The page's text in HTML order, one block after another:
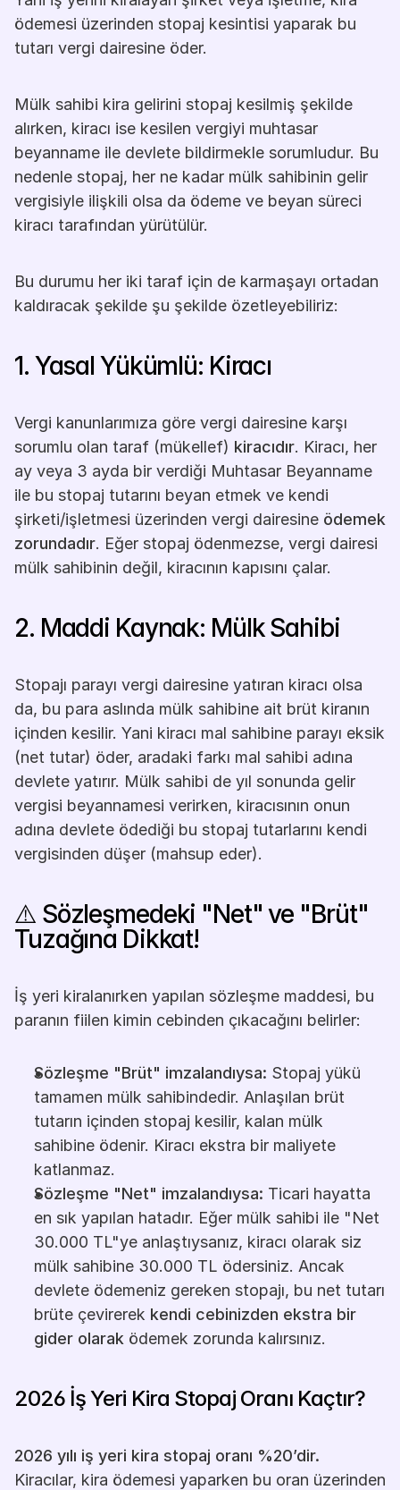
ödemesi üzerinden stopaj kesintisi yaparak bu
tutarı vergi dairesine öder.
Mülk sahibi kira gelirini stopaj kesilmiş şekilde
alırken, kiracı ise kesilen vergiyi muhtasar
beyanname ile devlete bildirmekle sorumludur. Bu
nedenle stopaj, her ne kadar mülk sahibinin gelir
vergisiyle ilişkili olsa da ödeme ve beyan süreci
kiracı tarafından yürütülür.
Bu durumu her iki taraf için de karmaşayı ortadan
kaldıracak şekilde şu şekilde özetleyebiliriz:
1. Yasal Yükümlü: Kiracı
Vergi kanunlarımıza göre vergi dairesine karşı
sorumlu olan taraf (mükellef) kiracıdır. Kiracı, her
ay veya 3 ayda bir verdiği Muhtasar Beyanname
ile bu stopaj tutarını beyan etmek ve kendi
şirketi/işletmesi üzerinden vergi dairesine ödemek
zorundadır. Eğer stopaj ödenmezse, vergi dairesi
mülk sahibinin değil, kiracının kapısını çalar.
2. Maddi Kaynak: Mülk Sahibi
Stopajı parayı vergi dairesine yatıran kiracı olsa
da, bu para aslında mülk sahibine ait brüt kiranın
içinden kesilir. Yani kiracı mal sahibine parayı eksik
(net tutar) öder, aradaki farkı mal sahibi adına
devlete yatırır. Mülk sahibi de yıl sonunda gelir
vergisi beyannamesi verirken, kiracısının onun
adına devlete ödediği bu stopaj tutarlarını kendi
vergisinden düşer (mahsup eder).
⚠️ Sözleşmedeki "Net" ve "Brüt"
Tuzağına Dikkat!
İş yeri kiralanırken yapılan sözleşme maddesi, bu
paranın fiilen kimin cebinden çıkacağını belirler:
Sözleşme "Brüt" imzalandıysa: Stopaj yükü
tamamen mülk sahibindedir. Anlaşılan brüt
tutarın içinden stopaj kesilir, kalan mülk
sahibine ödenir. Kiracı ekstra bir maliyete
katlanmaz.
Sözleşme "Net" imzalandıysa: Ticari hayatta
en sık yapılan hatadır. Eğer mülk sahibi ile "Net
30.000 TL"ye anlaştıysanız, kiracı olarak siz
mülk sahibine 30.000 TL ödersiniz. Ancak
devlete ödemeniz gereken stopajı, bu net tutarı
brüte çevirerek kendi cebinizden ekstra bir
gider olarak ödemek zorunda kalırsınız.
2026 İş Yeri Kira Stopaj Oranı Kaçtır?
2026 yılı iş yeri kira stopaj oranı %20’dir.
Kiracılar, kira ödemesi yaparken bu oran üzerinden